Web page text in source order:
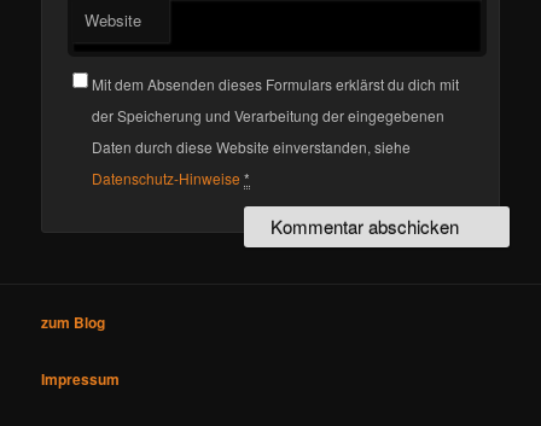
Website
Mit dem Absenden dieses Formulars erklärst du dich mit
der Speicherung und Verarbeitung der eingegebenen
Daten durch diese Website einverstanden, siehe
Datenschutz-Hinweise *
zum Blog
Impressum